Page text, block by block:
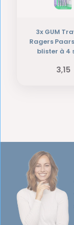
3x GUM
Ragers
blister à 4
3,15